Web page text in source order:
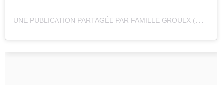
U
NE PUBLICATION PARTAGÉE PAR FAMILLE GROULX (@LAFAMILLEGROULX)